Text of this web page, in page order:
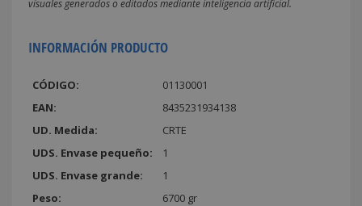
visuales generados o editados mediante inteligencia artificial.
INFORMACIÓN PRODUCTO
CÓDIGO:
01130001
EAN:
8435231934138
UD. Medida:
CRTE
UDS. Envase pequeño:
1
UDS. Envase grande:
1
Peso:
6700 gr